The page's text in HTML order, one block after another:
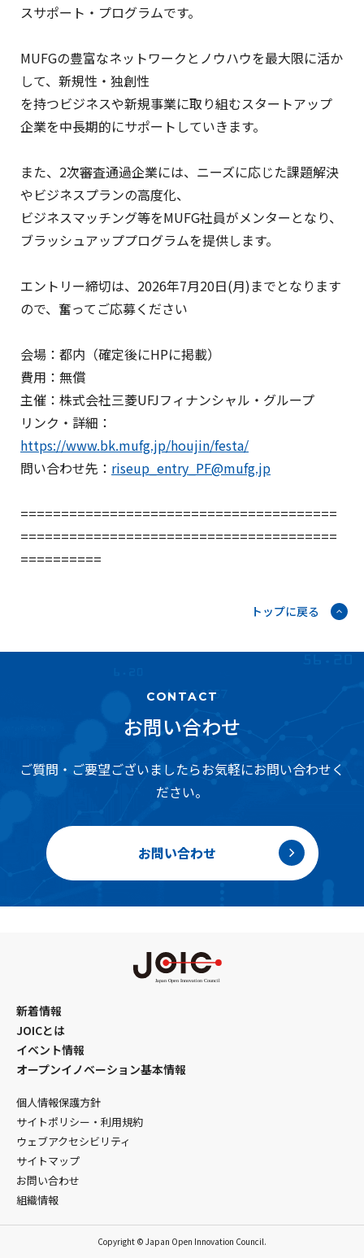
スサポート・プログラムです。
MUFGの豊富なネットワークとノウハウを最大限に活か
して、新規性・独創性
を持つビジネスや新規事業に取り組むスタートアップ
企業を中長期的にサポートしていきます。
また、2次審査通過企業には、ニーズに応じた課題解決
やビジネスプランの高度化、
ビジネスマッチング等をMUFG社員がメンターとなり、
ブラッシュアッププログラムを提供します。
エントリー締切は、2026年7月20日(月)までとなります
ので、奮ってご応募ください
会場：都内（確定後にHPに掲載）
費用：無償
主催：株式会社三菱UFJフィナンシャル・グループ
リンク・詳細：
https://www.bk.mufg.jp/houjin/festa/
問い合わせ先： riseup_entry_PF@mufg.jp
=======================================
=======================================
==========
トップに戻る
CONTACT
お問い合わせ
ご質問・ご要望ございましたらお気軽にお問い合わせく
ださい。
お問い合わせ
新着情報
JOICとは
イベント情報
オープンイノベーション基本情報
個人情報保護方針
サイトポリシー・利用規約
ウェブアクセシビリティ
サイトマップ
お問い合わせ
組織情報
Copyright © Japan Open Innovation Council.